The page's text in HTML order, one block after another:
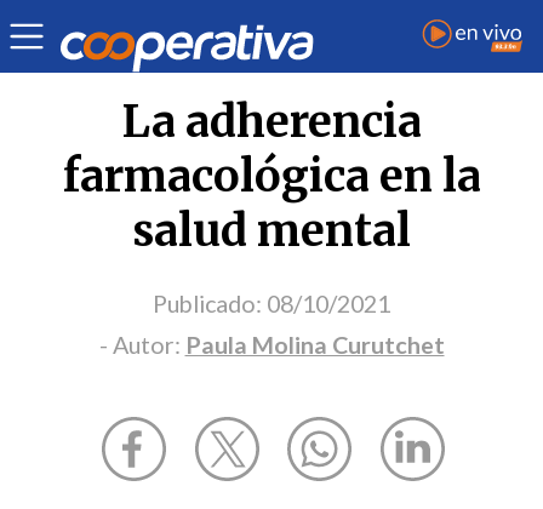
Opinión | Paula Molina Curutchet
La adherencia
farmacológica en la
salud mental
Publicado: 08/10/2021
- Autor: Paula Molina Curutchet